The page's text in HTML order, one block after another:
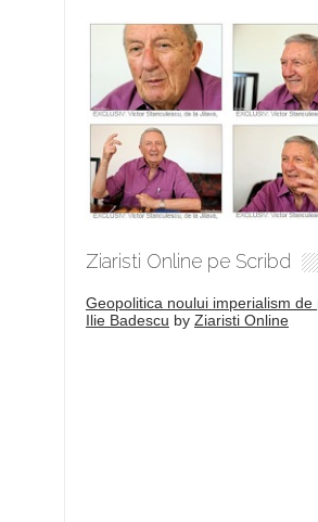
Ziaristi Online pe Scribd
Geopolitica noului imperialism de
Ilie Badescu by Ziaristi Online